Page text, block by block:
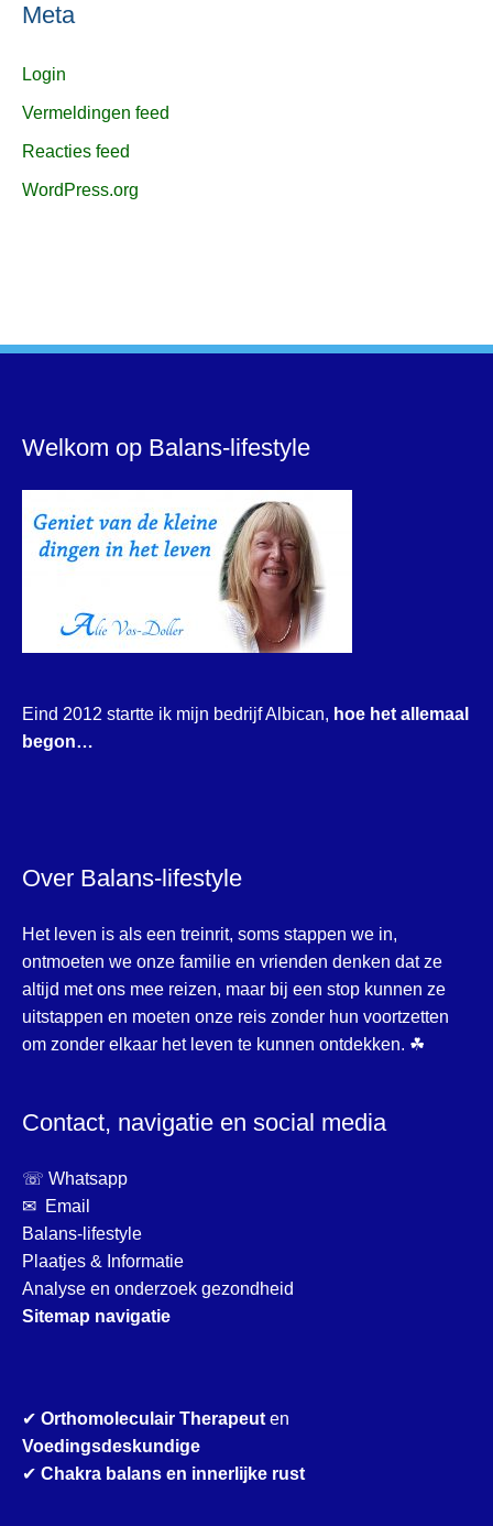
Meta
Login
Vermeldingen feed
Reacties feed
WordPress.org
Welkom op Balans-lifestyle
Eind 2012 startte ik mijn bedrijf Albican, hoe het allemaal
begon…
Over Balans-lifestyle
Het leven is als een treinrit, soms stappen we in,
ontmoeten we onze familie en vrienden denken dat ze
altijd met ons mee reizen, maar bij een stop kunnen ze
uitstappen en moeten onze reis zonder hun voortzetten
om zonder elkaar het leven te kunnen ontdekken. ☘
Contact, navigatie en social media
☏ Whatsapp
✉ Email
Balans-lifestyle
Plaatjes & Informatie
Analyse en onderzoek gezondheid
Sitemap navigatie
✔ Orthomoleculair Therapeuten
Voedingsdeskundige
✔ Chakra balans en innerlijke rust